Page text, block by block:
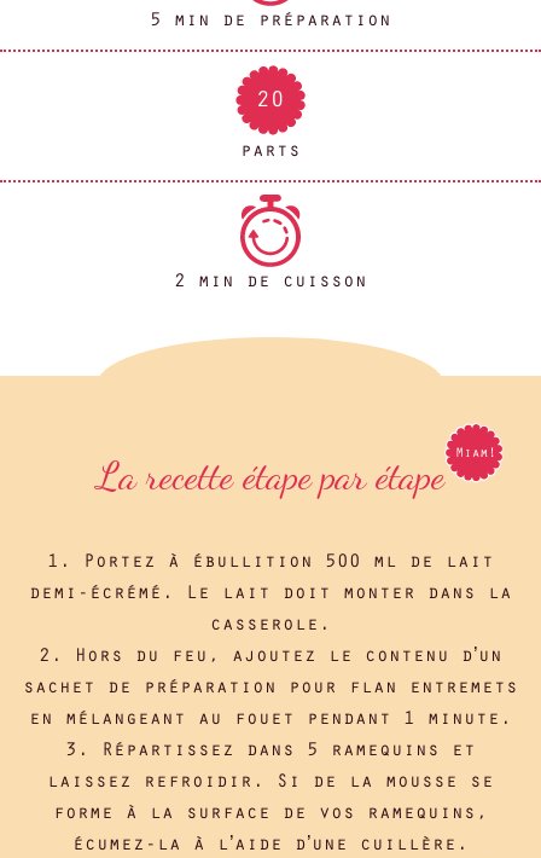
5 min de préparation
20
parts
2 min de cuisson
La recette étape par étape
1. Portez à ébullition 500 ml de lait
demi-écrémé. Le lait doit monter dans la
casserole.
2. Hors du feu, ajoutez le contenu d’un
sachet de préparation pour flan entremets
en mélangeant au fouet pendant 1 minute.
3. Répartissez dans 5 ramequins et
laissez refroidir. Si de la mousse se
forme à la surface de vos ramequins,
écumez-la à l’aide d’une cuillère.